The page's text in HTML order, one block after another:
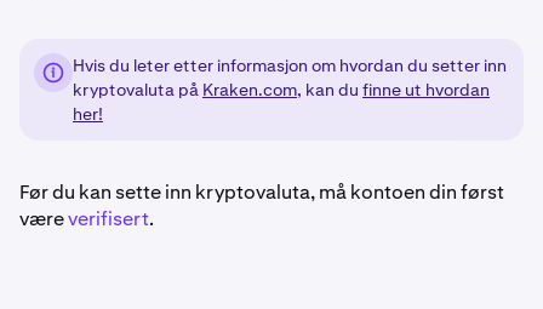
Hvis du leter etter informasjon om hvordan du setter inn
kryptovaluta på Kraken.com, kan du finne ut hvordan
her!
Før du kan sette inn kryptovaluta, må kontoen din først
væreverifisert.